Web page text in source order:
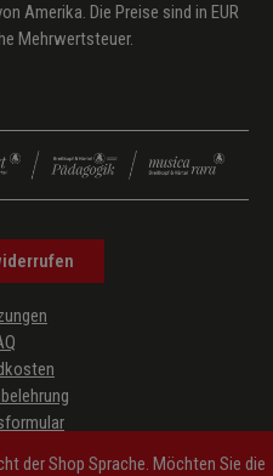
Amerika. Die Preise sind in EUR
Mehrwertsteuer.
der Shop Sprache. Möchten Sie die